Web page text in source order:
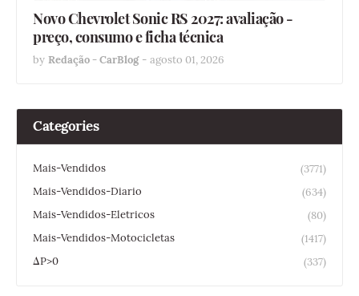
Novo Chevrolet Sonic RS 2027: avaliação -
preço, consumo e ficha técnica
by Redação - CarBlog - agosto 01, 2026
Categories
Mais-Vendidos
(3771)
Mais-Vendidos-Diario
(634)
Mais-Vendidos-Eletricos
(80)
Mais-Vendidos-Motocicletas
(1417)
ΔP>0
(337)